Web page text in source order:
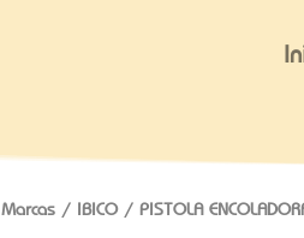
Marcas/ IBICO/ PISTOLA